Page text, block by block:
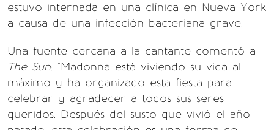
estuvo internada en una clínica en Nueva York
a causa de una infección bacteriana grave.
Una fuente cercana a la cantante comentó a
The Sun: "Madonna está viviendo su vida al
máximo y ha organizado esta fiesta para
celebrar y agradecer a todos sus seres
queridos. Después del susto que vivió el año